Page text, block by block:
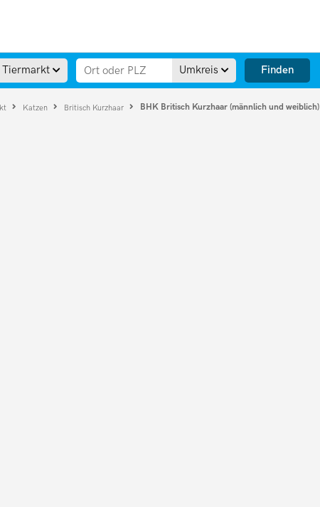
Tiermarkt Umkreis Finden
Katzen Britisch Kurzhaar BHK Britisch Kurzhaar (männlich und weiblich)